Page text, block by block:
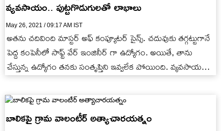
వ్యవసాయం.. పుట్టగొడుగులతో లాభాలు
May 26, 2021 / 09:17 AM IST
అతను చదివింది మాస్టర్ అఫ్ కంప్యూటర్ సైన్స్. చదువుకు తగ్గట్టుగానే
పెద్ద కంపెనీలో సాఫ్ట్ వేర్ ఇంజినీర్ గా ఉద్యోగం. అయితే, తాను
చేస్తున్న ఉద్యోగం తనకు సంతృప్తిని ఇవ్వలేక పోయింది. వ్యవసాయ
బాలికపై గ్రామ వాలంటీర్ అత్యాచారయత్నం